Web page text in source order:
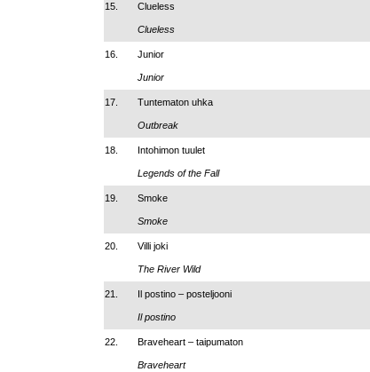
15. Clueless
Clueless
16. Junior
Junior
17. Tuntematon uhka
Outbreak
18. Intohimon tuulet
Legends of the Fall
19. Smoke
Smoke
20. Villi joki
The River Wild
21. Il postino – posteljooni
Il postino
22. Braveheart – taipumaton
Braveheart